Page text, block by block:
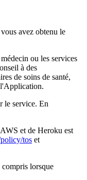
avez obtenu le
ou les services
à des
de soins de santé,
l'Application.
le service. En
et de Heroku est
tos
lorsque